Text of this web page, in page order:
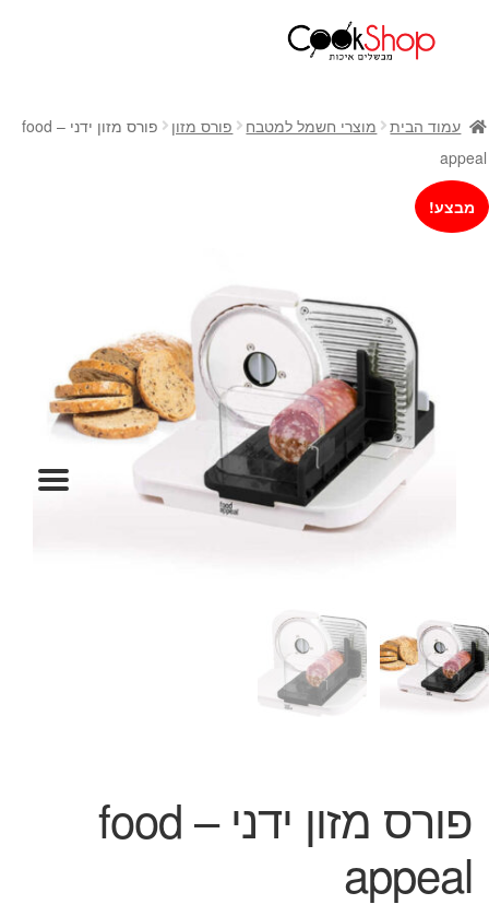
חנות
כלי בישול
סירים
מחבתות
כלי הגשה ואירוח
גאדג'טס וכלי מטבח
אחסון למטבח
סכינים
אפייה
קפה ותה
גיפט קארד
כלי בית
המותגים שלנו
מתכונים שלכם
מאמרים
עגלת קניות
עמוד הבית מוצרי חשמל למטבח פורס מזון
פורס מזון ידני – food
appeal
מבצע!
פורס מזון ידני – food
appeal